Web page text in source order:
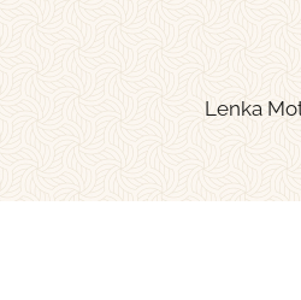
Lenka